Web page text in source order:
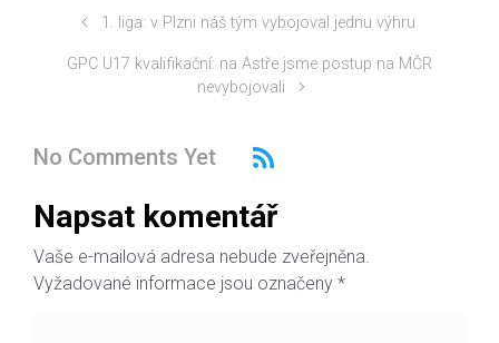
1. liga: v Plzni náš tým vybojoval jednu výhru
GPC U17 kvalifikační: na Astře jsme postup na MČR
nevybojovali
No Comments Yet
Napsat komentář
Vaše e-mailová adresa nebude zveřejněna.
Vyžadované informace jsou označeny *